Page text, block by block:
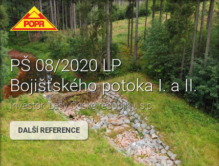
PŠ 08/2020 LP
Bojišťského potoka I. a II.
Investor: Lesy České republiky, s.p.
DALŠÍ REFERENCE